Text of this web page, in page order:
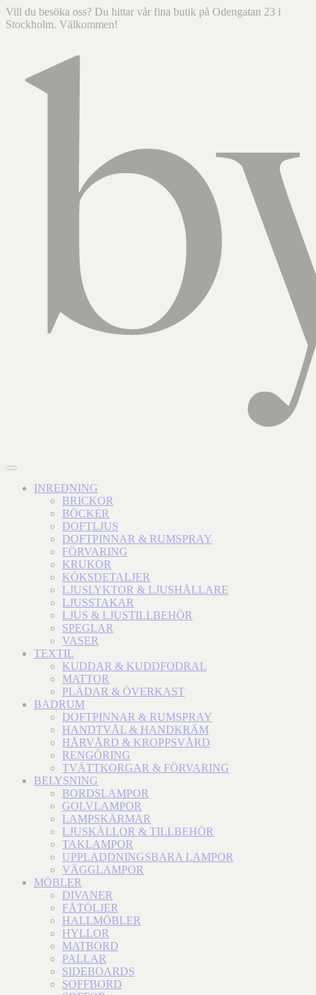
Vill du besöka oss? Du hittar vår fina butik på Odengatan 23 i
Stockholm. Välkommen!
INREDNING
BRICKOR
BÖCKER
DOFTLJUS
DOFTPINNAR & RUMSPRAY
FÖRVARING
KRUKOR
KÖKSDETALJER
LJUSLYKTOR & LJUSHÅLLARE
LJUSSTAKAR
LJUS & LJUSTILLBEHÖR
SPEGLAR
VASER
TEXTIL
KUDDAR & KUDDFODRAL
MATTOR
PLÄDAR & ÖVERKAST
BADRUM
DOFTPINNAR & RUMSPRAY
HANDTVÅL & HANDKRÄM
HÅRVÅRD & KROPPSVÅRD
RENGÖRING
TVÄTTKORGAR & FÖRVARING
BELYSNING
BORDSLAMPOR
GOLVLAMPOR
LAMPSKÄRMAR
LJUSKÄLLOR & TILLBEHÖR
TAKLAMPOR
UPPLADDNINGSBARA LAMPOR
VÄGGLAMPOR
MÖBLER
DIVANER
FÅTÖLJER
HALLMÖBLER
HYLLOR
MATBORD
PALLAR
SIDEBOARDS
SOFFBORD